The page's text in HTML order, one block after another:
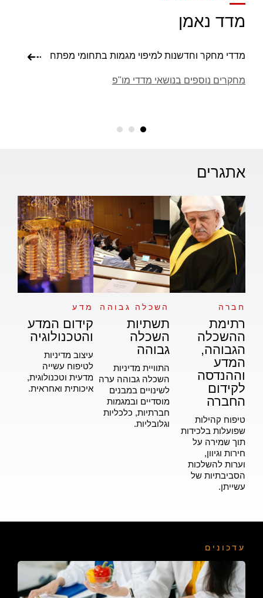
מדד נאמן
מדדי מחקר וחדשנות למיפוי מגמות בתחומי מפתח
מחקרים נוספים בנושאי מדדי מו"פ
אתגרים
חברה
רתימת
ההשכלה
הגבוהה,
המדע
וההנדסה
לקידום
החברה
טיפוח קהילות
שפועלות בלכידות
תוך שמירה על
חירות וגיוון,
וערות להשלכות
הסביבתיות של
עשייתן.
השכלה גבוהה
תשתיות
השכלה
גבוהה
התוויית מדיניות
השכלה גבוהה ערה
לשינויים במבנים
מוסדיים ובמגמות
חברתיות, כלכליות
וגלובליות.
מדע
קידום המדע
והטכנולוגיה
עיצוב מדיניות
לטיפוח עשייה
מדעית וטכנולוגית,
איכותית ואחראית.
עדכונים